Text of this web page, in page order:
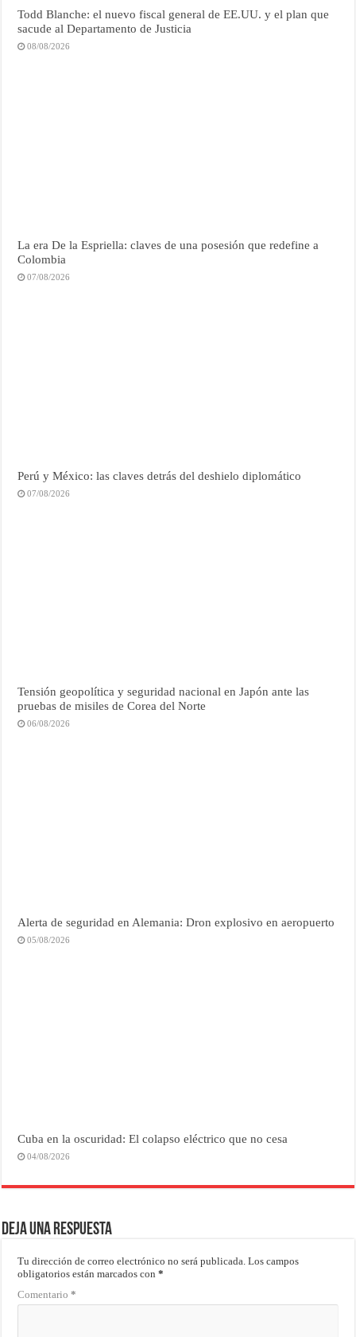
Todd Blanche: el nuevo fiscal general de EE.UU. y el plan que
sacude al Departamento de Justicia
08/08/2026
La era De la Espriella: claves de una posesión que redefine a
Colombia
07/08/2026
Perú y México: las claves detrás del deshielo diplomático
07/08/2026
Tensión geopolítica y seguridad nacional en Japón ante las
pruebas de misiles de Corea del Norte
06/08/2026
Alerta de seguridad en Alemania: Dron explosivo en aeropuerto
05/08/2026
Cuba en la oscuridad: El colapso eléctrico que no cesa
04/08/2026
Deja una respuesta
Tu dirección de correo electrónico no será publicada. Los campos
obligatorios están marcados con*
Comentario*